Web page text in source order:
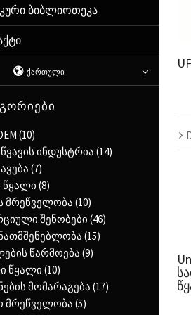
ბიბლიოთეკა
ᲥᲐᲠᲗᲣᲚᲘ
(10)
ინდუსტრია (14)
(7)
წყალი (8)
მრეწველობა (10)
შენობები (46)
(15)
წარმოება (9)
წყალი (10)
მომარაგება (17)
მრეწველობა (5)